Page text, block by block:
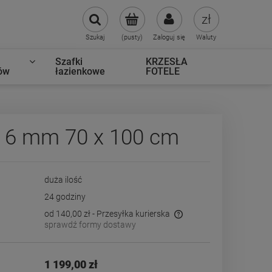
(pusty) Zaloguj się
Szukaj Waluty
Szafki
łazienkowe
KRZESŁA
FOTELE
mm 70 x 100 cm
duża ilość
24 godziny
od 140,00 zł - Przesyłka kurierska
sprawdź formy dostawy
1 199,00 zł